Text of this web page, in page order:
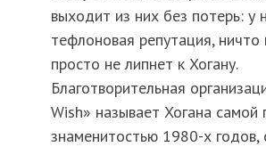
выходит из них без потерь: у
тефлоновая репутация, ничто
просто не липнет к Хогану.
Благотворительная
Wish» называет Хогана самой
знаменитостью 1980-х годов,